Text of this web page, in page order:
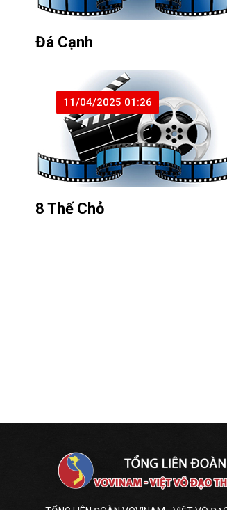
Đá Cạnh
11/04/2025 01:26
8 Thế Chỏ
TỔNG LIÊN ĐOÀN VOVINAM - VIỆT VÕ